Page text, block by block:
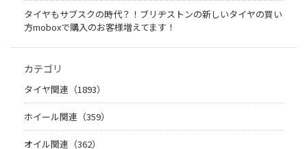
タイヤもサブスクの時代？！ブリヂストンの新しいタイヤの買い
方moboxで購入のお客様増えてます！
カテゴリ
タイヤ関連（1893）
ホイール関連（359）
オイル関連（362）